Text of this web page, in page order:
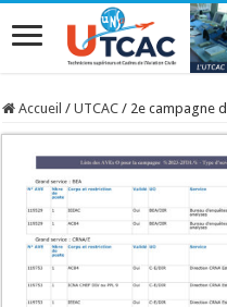
Accueil / UTCAC / 2e campagne